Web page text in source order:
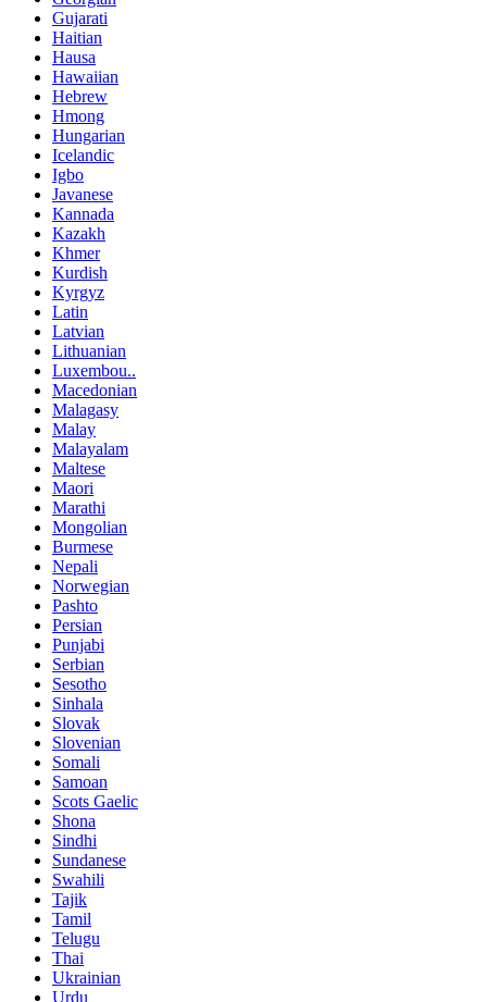
Gujarati
Haitian
Hausa
Hawaiian
Hebrew
Hmong
Hungarian
Icelandic
Igbo
Javanese
Kannada
Kazakh
Khmer
Kurdish
Kyrgyz
Latin
Latvian
Lithuanian
Luxembou..
Macedonian
Malagasy
Malay
Malayalam
Maltese
Maori
Marathi
Mongolian
Burmese
Nepali
Norwegian
Pashto
Persian
Punjabi
Serbian
Sesotho
Sinhala
Slovak
Slovenian
Somali
Samoan
Scots Gaelic
Shona
Sindhi
Sundanese
Swahili
Tajik
Tamil
Telugu
Thai
Ukrainian
Urdu